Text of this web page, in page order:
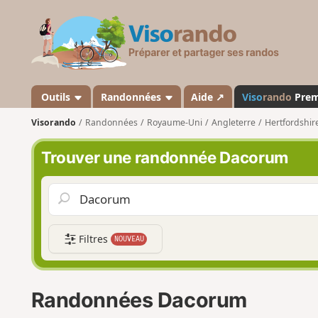
s
a
n
d
o
Outils Randonnées Aide ↗ Visorando
Visorando Randonnées Royaume-Uni Angleterre
Trouver une randonnée Dacorum
Filtres NOUVEAU
Randonnées Dacorum